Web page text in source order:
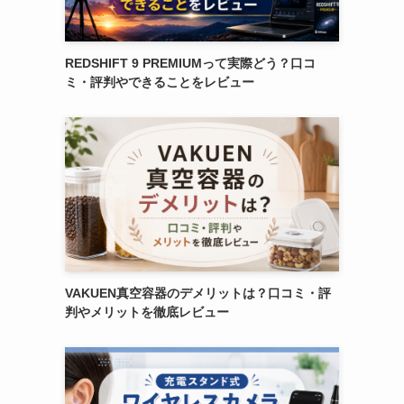
REDSHIFT 9 PREMIUMって実際どう？口コ
ミ・評判やできることをレビュー
VAKUEN真空容器のデメリットは？口コミ・評
判やメリットを徹底レビュー